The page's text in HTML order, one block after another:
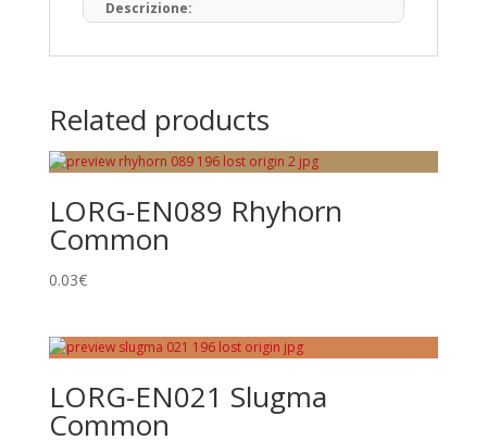
Descrizione:
giapponese: ポケモンカードゲーム) è un
Pokémon.
Pubblicato per la prima volta in Giappone
nell’ottobre del 1996, ad oggi sono state
Pokémon in 13 lingue, distribuite in 76 paesi
e regioni.
Rarità principali
Uncommon
Rare
Related products
LORG-EN089 Rhyhorn
Common
0.03€
LORG-EN021 Slugma
Common